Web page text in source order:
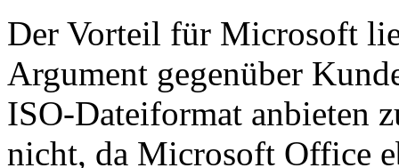
Der Vorteil für Microsoft
Argument gegenüber
ISO-Dateiformat anbieten
nicht, da Microsoft Office